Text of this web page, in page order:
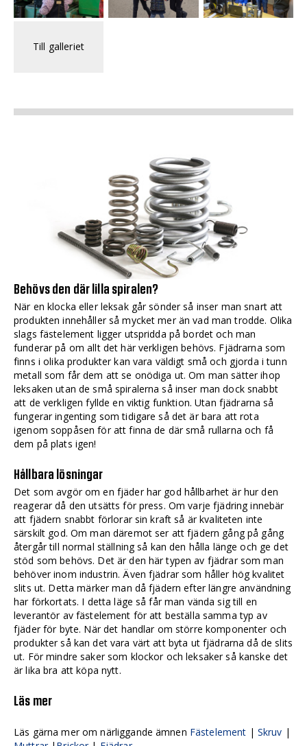
Till galleriet
Behövs den där lilla spiralen?
När en klocka eller leksak går sönder så inser man snart att
produkten innehåller så mycket mer än vad man trodde. Olika
slags fästelement ligger utspridda på bordet och man
funderar på om allt det här verkligen behövs. Fjädrarna som
finns i olika produkter kan vara väldigt små och gjorda i tunn
metall som får dem att se onödiga ut. Om man sätter ihop
leksaken utan de små spiralerna så inser man dock snabbt
att de verkligen fyllde en viktig funktion. Utan fjädrarna så
fungerar ingenting som tidigare så det är bara att rota
igenom soppåsen för att finna de där små rullarna och få
dem på plats igen!
Hållbara lösningar
Det som avgör om en fjäder har god hållbarhet är hur den
reagerar då den utsätts för press. Om varje fjädring innebär
att fjädern snabbt förlorar sin kraft så är kvaliteten inte
särskilt god. Om man däremot ser att fjädern gång på gång
återgår till normal ställning så kan den hålla länge och ge det
stöd som behövs. Det är den här typen av fjädrar som man
behöver inom industrin. Även fjädrar som håller hög kvalitet
slits ut. Detta märker man då fjädern efter längre användning
har förkortats. I detta läge så får man vända sig till en
leverantör av fästelement för att beställa samma typ av
fjäder för byte. När det handlar om större komponenter och
produkter så kan det vara värt att byta ut fjädrarna då de slits
ut. För mindre saker som klockor och leksaker så kanske det
är lika bra att köpa nytt.
Läs mer
Läs gärna mer om närliggande ämnen Fästelement | Skruv |